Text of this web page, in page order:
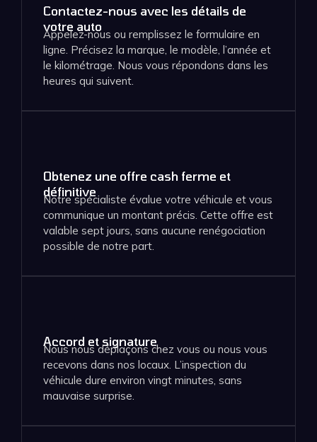
Contactez-nous avec les détails de
votre auto
Appelez-nous ou remplissez le formulaire en
ligne. Précisez la marque, le modèle, l’année et
le kilométrage. Nous vous répondons dans les
heures qui suivent.
Obtenez une offre cash ferme et
définitive
Notre spécialiste évalue votre véhicule et vous
communique un montant précis. Cette offre est
valable sept jours, sans aucune renégociation
possible de notre part.
Accord et signature
Nous nous déplaçons chez vous ou nous vous
recevons dans nos locaux. L’inspection du
véhicule dure environ vingt minutes, sans
mauvaise surprise.